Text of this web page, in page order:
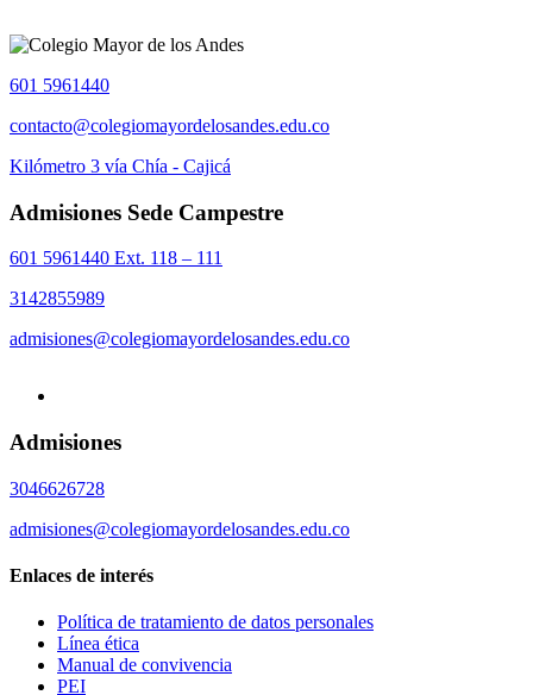
601 5961440
contacto@colegiomayordelosandes.edu.co
Kilómetro 3 vía Chía - Cajicá
Admisiones Sede Campestre
601 5961440 Ext. 118 – 111
3142855989
admisiones@colegiomayordelosandes.edu.co
Admisiones
3046626728
admisiones@colegiomayordelosandes.edu.co
Enlaces de interés
Política de tratamiento de datos personales
Línea ética
Manual de convivencia
PEI